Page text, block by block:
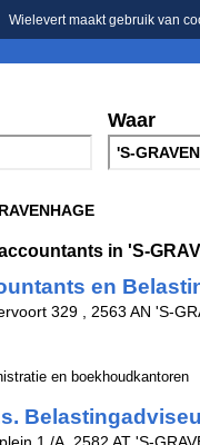
Wielevert maakt gebruik van
Waar
in 'S-
en
329 , 2563 AN 'S-
en boekhoudkantoren